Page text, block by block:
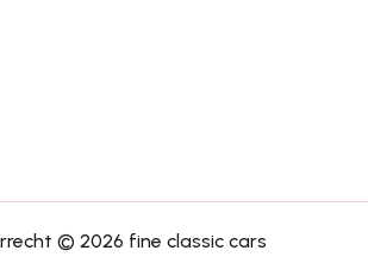
© 2026 fine classic cars